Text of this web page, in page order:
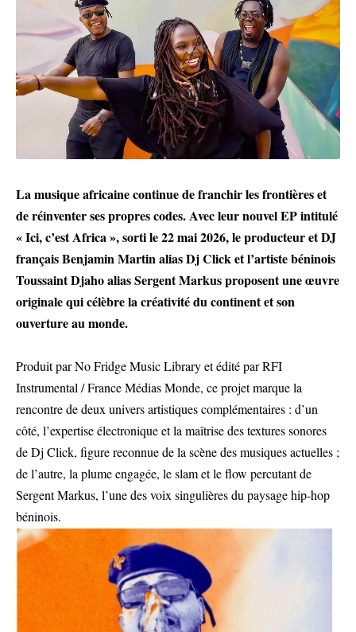
La musique africaine continue de franchir les frontières et
de réinventer ses propres codes. Avec leur nouvel EP intitulé
« Ici, c’est Africa », sorti le 22 mai 2026, le producteur et DJ
français Benjamin Martin alias Dj Click et l’artiste béninois
Toussaint Djaho alias Sergent Markus proposent une œuvre
originale qui célèbre la créativité du continent et son
ouverture au monde.
Produit par No Fridge Music Library et édité par RFI
Instrumental / France Médias Monde, ce projet marque la
rencontre de deux univers artistiques complémentaires : d’un
côté, l’expertise électronique et la maîtrise des textures sonores
de Dj Click, figure reconnue de la scène des musiques actuelles ;
de l’autre, la plume engagée, le slam et le flow percutant de
Sergent Markus, l’une des voix singulières du paysage hip-hop
béninois.